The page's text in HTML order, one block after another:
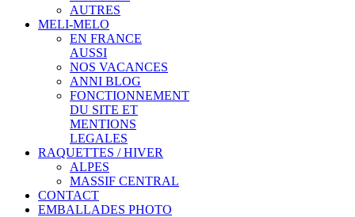
AUTRES
MELI-MELO
EN FRANCE
AUSSI
NOS VACANCES
ANNI BLOG
FONCTIONNEMENT
DU SITE ET
MENTIONS
LEGALES
RAQUETTES / HIVER
ALPES
MASSIF CENTRAL
CONTACT
EMBALLADES PHOTO